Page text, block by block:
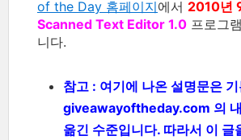
of the Day 홈페이지에서 2010년
Scanned Text Editor 1.0 프로그
니다.
참고 : 여기에 나온 설명문은
giveawayoftheday.com 의
옮긴 수준입니다. 따라서 이 글